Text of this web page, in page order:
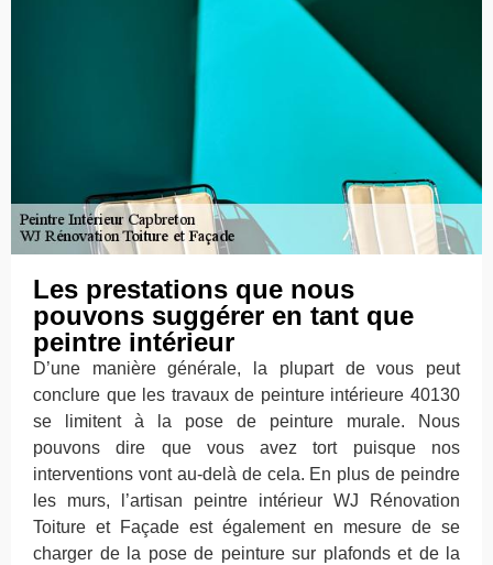
Les prestations que nous
pouvons suggérer en tant que
peintre intérieur
D’une manière générale, la plupart de vous peut
conclure que les travaux de peinture intérieure 40130
se limitent à la pose de peinture murale. Nous
pouvons dire que vous avez tort puisque nos
interventions vont au-delà de cela. En plus de peindre
les murs, l’artisan peintre intérieur WJ Rénovation
Toiture et Façade est également en mesure de se
charger de la pose de peinture sur plafonds et de la